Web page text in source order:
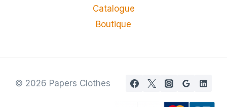
Catalogue
Boutique
© 2026 Papers Clothes